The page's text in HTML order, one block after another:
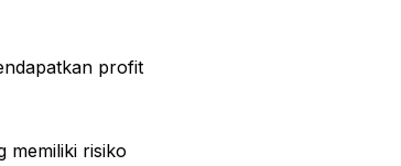
profit
memiliki risiko